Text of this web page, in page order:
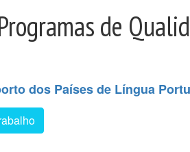
de
dos Países de Língua